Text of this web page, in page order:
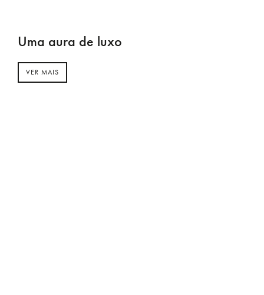
Uma aura de luxo
VER MAIS